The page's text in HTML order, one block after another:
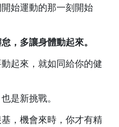
始運動的那一刻開始
，多讓身體動起來。
起來，就如同給你的健
是新挑戰。
，機會來時，你才有精